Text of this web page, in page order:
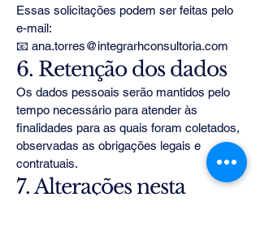
Essas solicitações podem ser feitas pelo
e-mail:
📧 ana.torres@integrarhconsultoria.com
6. Retenção dos dados
Os dados pessoais serão mantidos pelo
tempo necessário para atender às
finalidades para as quais foram coletados,
observadas as obrigações legais e
contratuais.
7. Alterações nesta